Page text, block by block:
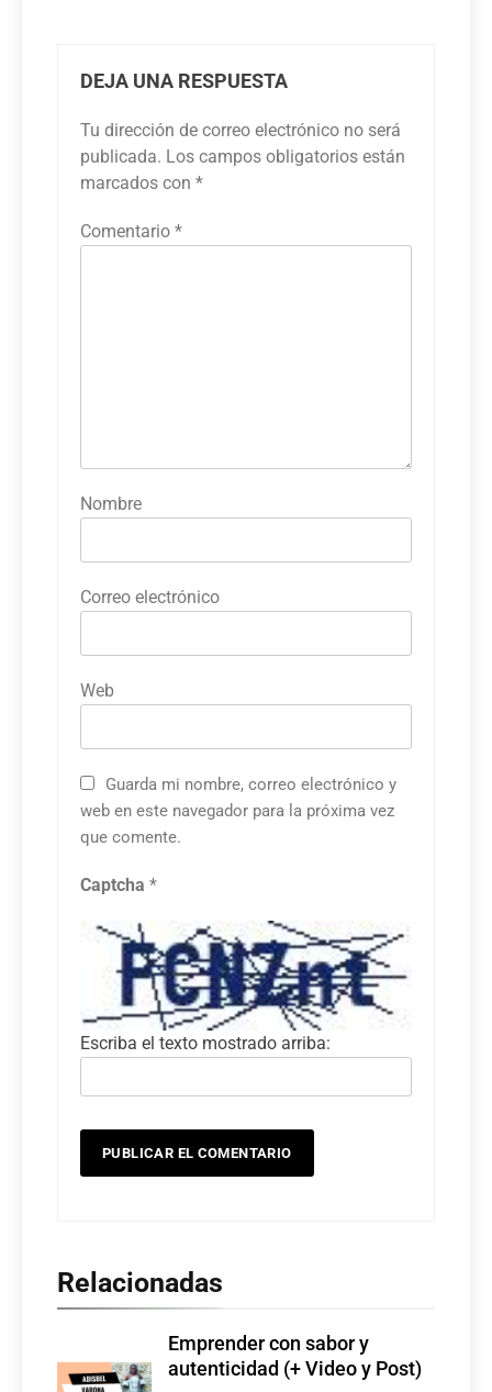
DEJA UNA RESPUESTA
Tu dirección de correo electrónico no será
publicada. Los campos obligatorios están
marcados con *
Comentario *
Nombre
Correo electrónico
Web
Guarda mi nombre, correo electrónico y
web en este navegador para la próxima vez
que comente.
Captcha *
Escriba el texto mostrado arriba:
Relacionadas
Emprender con sabor y
autenticidad (+ Video y Post)